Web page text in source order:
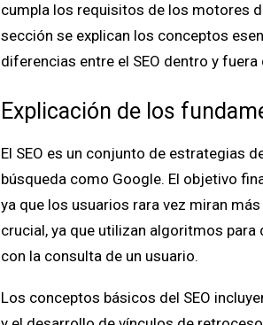
cumpla los requisitos de los motores
sección se explican los conceptos
diferencias entre el SEO dentro y fuera
Explicación de los
El SEO es un conjunto de estrategias
búsqueda como Google. El objetivo
ya que los usuarios rara vez miran
crucial, ya que utilizan algoritmos para
con la consulta de un usuario.
Los conceptos básicos del SEO